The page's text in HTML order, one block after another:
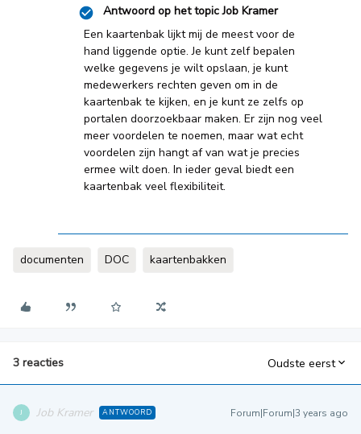
Antwoord op het topicJob Kramer
Een kaartenbak lijkt mij de meest voor de
hand liggende optie. Je kunt zelf bepalen
welke gegevens je wilt opslaan, je kunt
medewerkers rechten geven om in de
kaartenbak te kijken, en je kunt ze zelfs op
portalen doorzoekbaar maken. Er zijn nog veel
meer voordelen te noemen, maar wat echt
voordelen zijn hangt af van wat je precies
ermee wilt doen. In ieder geval biedt een
kaartenbak veel flexibiliteit.
documenten DOC kaartenbakken
3 reacties Oudste eerst
J Job Kramer ANTWOORD Forum|Forum|3 years ago